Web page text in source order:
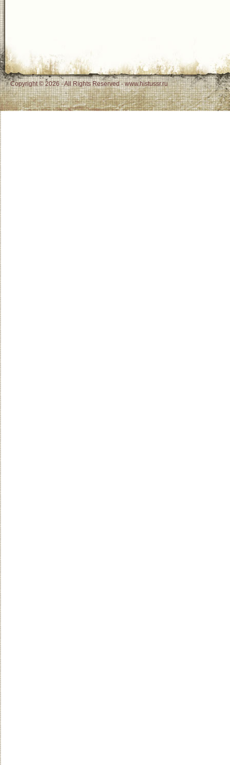
Copyright © 2026 - All Rights Reserved - www.histussr.ru